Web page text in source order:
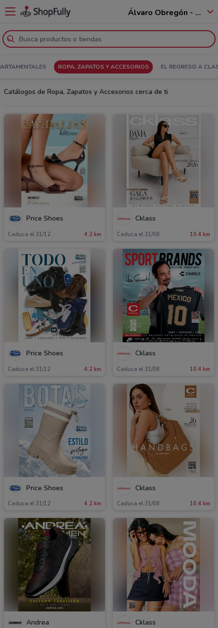
Álvaro Obregón - 01520
ROPA, ZAPATOS Y ACCESORIOS EL REGRESO A
Catálogos de Ropa, Zapatos y Accesorios cerca de ti
Price Shoes
Caduca el 31/12 4.2 km
Cklass
Caduca el 31/08 10.4 km
Price Shoes
Caduca el 31/12 4.2 km
Cklass
Caduca el 31/08 10.4 km
Price Shoes
Caduca el 31/12 4.2 km
Cklass
Caduca el 31/08 10.4 km
Andrea Cklass